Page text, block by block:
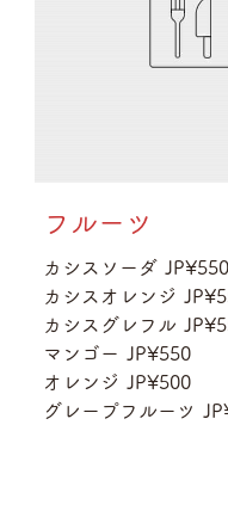
フルーツ
カシスソーダ JP¥550
カシスオレンジ
カシスグレフル
マンゴー JP¥550
オレンジ JP¥500
グレープフルーツ